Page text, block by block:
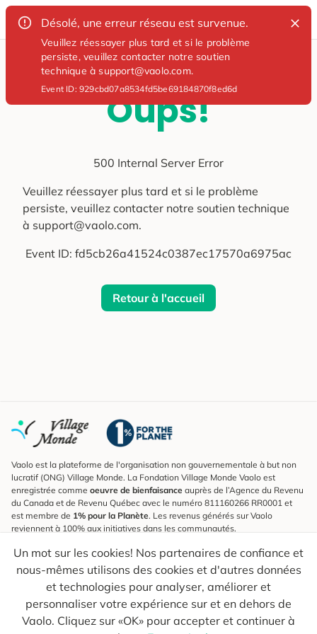
Désolé, une erreur réseau est survenue.
Veuillez réessayer plus tard et si le problème
persiste, veuillez contacter notre soutien
technique à support@vaolo.com.
Event ID:929cbd07a8534fd5be69184870f8ed6d
Oups!
500 Internal Server Error
Veuillez réessayer plus tard et si le problème
persiste, veuillez contacter notre soutien technique
à support@vaolo.com.
Event ID: fd5cb26a41524c0387ec17570a6975ac
Retour à l'accueil
Un mot sur les cookies! Nos partenaires de confiance et
nous-mêmes utilisons des cookies et d'autres données
et technologies pour analyser, améliorer et
personnaliser votre expérience sur et en dehors de
Vaolo. Cliquez sur «OK» pour accepter et continuer à
Vaolo est la plateforme de l'organisation non gouvernementale à but non
lucratif (ONG) Village Monde. La Fondation Village Monde Vaolo est
enregistrée comme oeuvre de bienfaisance auprès de l’Agence du Revenu
du Canada et de Revenu Québec avec le numéro 811160266 RR0001 et
est membre de 1% pour la Planète. Les revenus générés sur Vaolo
reviennent à 100% aux initiatives dans les communautés.
S'inscrire à l'infolettre
Pour connaître les nouveautés, suivre nos explorateurs et recevoir des
astuces pour des voyages plus conscients.
Ton courriel Envoyer